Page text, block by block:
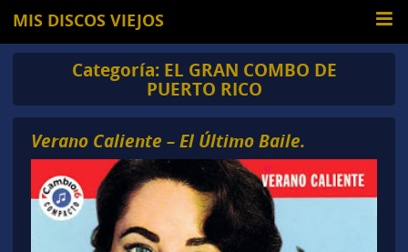
MIS DISCOS VIEJOS
Categoría: EL GRAN COMBO DE
PUERTO RICO
Verano Caliente – El Último Baile.